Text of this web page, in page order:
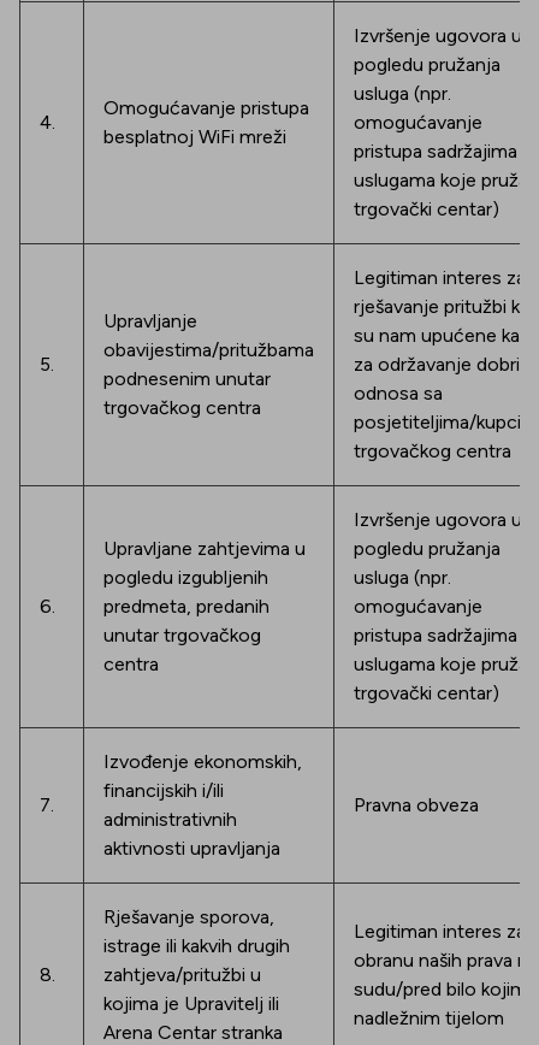
4.
Omogućavanje pristupa
besplatnoj WiFi mreži
Izvršenje ugovora u
pogledu pružanja
usluga (npr.
omogućavanje
pristupa sadržajima i
uslugama koje pruža
trgovački centar)
5.
Upravljanje
obavijestima/pritužbama
podnesenim unutar
trgovačkog centra
Legitiman interes za
rješavanje pritužbi
su nam upućene kao i
za održavanje dobrih
odnosa sa
posjetiteljima/
trgovačkog centra
6.
Upravljane zahtjevima u
pogledu izgubljenih
predmeta, predanih
unutar trgovačkog
centra
Izvršenje ugovora u
pogledu pružanja
usluga (npr.
omogućavanje
pristupa sadržajima i
uslugama koje pruža
trgovački centar)
7.
Izvođenje ekonomskih,
financijskih i/ili
administrativnih
aktivnosti upravljanja
Pravna obveza
8.
Rješavanje sporova,
istrage ili kakvih drugih
zahtjeva/pritužbi u
kojima je Upravitelj ili
Arena Centar stranka
Legitiman interes za
obranu naših prava na
sudu/pred bilo kojim
nadležnim tijelom